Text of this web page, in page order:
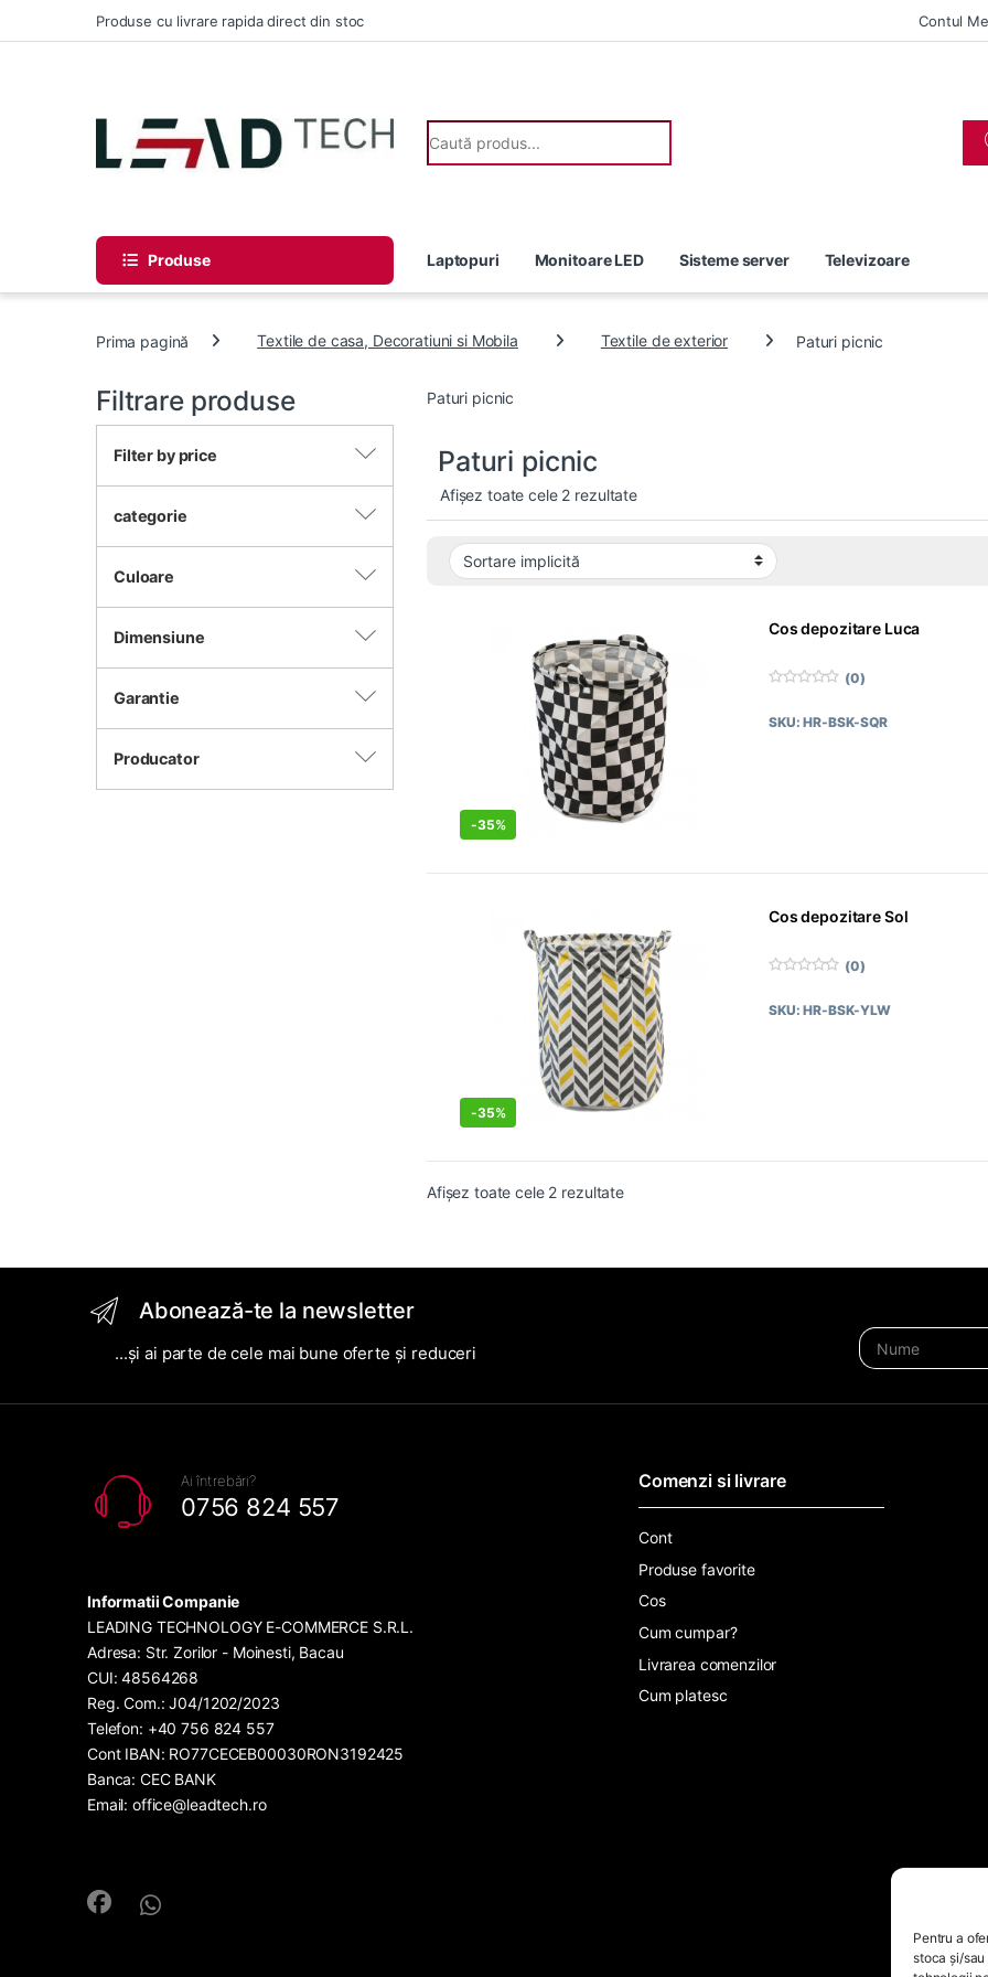
Pentru a
stoca și/
Skip to navigation
Skip to contentProduse cu livrare rapida direct din stoc Contul
Search for:
Produse Laptopuri Monitoare LED Sisteme server Televizoare
Prima pagină Textile de casa, Decoratiuni si Mobila Textile de exterior Paturi picnic
Paturi picnic
Paturi picnic
Afișez toate cele 2 rezultate
-35%
Cos depozitare Luca
i
(0)
SKU: HR-BSK-SQR
-35%
Cos depozitare Sol
i
(0)
SKU: HR-BSK-YLW
Afișez toate cele 2 rezultate
Filtrare produse
Filter by price
categorie
Culoare
Dimensiune
Garantie
Producator
Abonează-te la newsletter
...și ai parte de cele mai bune oferte și reduceri
Ai întrebări?
0756 824 557
Informatii Companie
LEADING TECHNOLOGY E-COMMERCE S.R.L.
Adresa: Str. Zorilor - Moinesti, Bacau
CUI: 48564268
Reg. Com.: J04/1202/2023
Telefon: +40 756 824 557
Cont IBAN: RO77CECEB00030RON3192425
Banca: CEC BANK
Email: office@leadtech.ro
Comenzi si livrare
Cont
Produse favorite
Cos
Cum cumpar?
Livrarea comenzilor
Cum platesc